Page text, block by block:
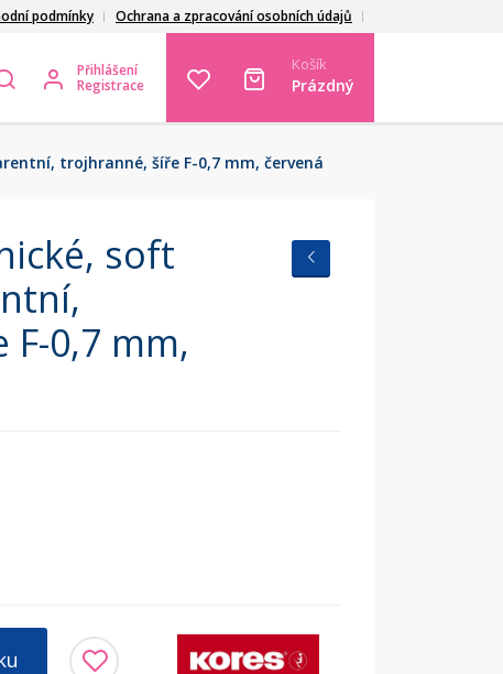
podmínky Ochrana a zpracování osobních údajů
Přihlášení
Registrace
Košík
Prázdný
trojhranné, šíře F-0,7 mm, červená
soft
0,7 mm,